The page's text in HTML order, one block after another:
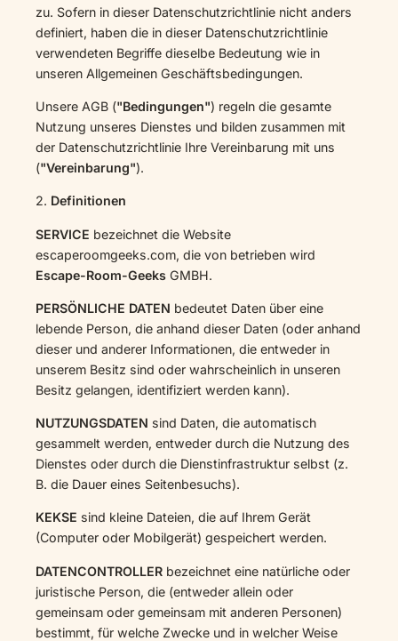
zu. Sofern in dieser Datenschutzrichtlinie nicht anders
definiert, haben die in dieser Datenschutzrichtlinie
verwendeten Begriffe dieselbe Bedeutung wie in
unseren Allgemeinen Geschäftsbedingungen.
Unsere AGB ("Bedingungen") regeln die gesamte
Nutzung unseres Dienstes und bilden zusammen mit
der Datenschutzrichtlinie Ihre Vereinbarung mit uns
("Vereinbarung").
2. Definitionen
SERVICE bezeichnet die Website
escaperoomgeeks.com, die von betrieben wird
Escape-Room-Geeks GMBH.
PERSÖNLICHE DATEN bedeutet Daten über eine
lebende Person, die anhand dieser Daten (oder anhand
dieser und anderer Informationen, die entweder in
unserem Besitz sind oder wahrscheinlich in unseren
Besitz gelangen, identifiziert werden kann).
NUTZUNGSDATEN sind Daten, die automatisch
gesammelt werden, entweder durch die Nutzung des
Dienstes oder durch die Dienstinfrastruktur selbst (z.
B. die Dauer eines Seitenbesuchs).
KEKSE sind kleine Dateien, die auf Ihrem Gerät
(Computer oder Mobilgerät) gespeichert werden.
DATENCONTROLLER bezeichnet eine natürliche oder
juristische Person, die (entweder allein oder
gemeinsam oder gemeinsam mit anderen Personen)
bestimmt, für welche Zwecke und in welcher Weise